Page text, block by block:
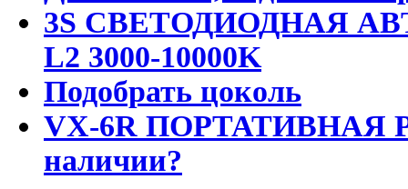
3S СВЕТОДИОДНАЯ
L2 3000-10000K
Подобрать цоколь
VX-6R ПОРТАТИВНАЯ
наличии?